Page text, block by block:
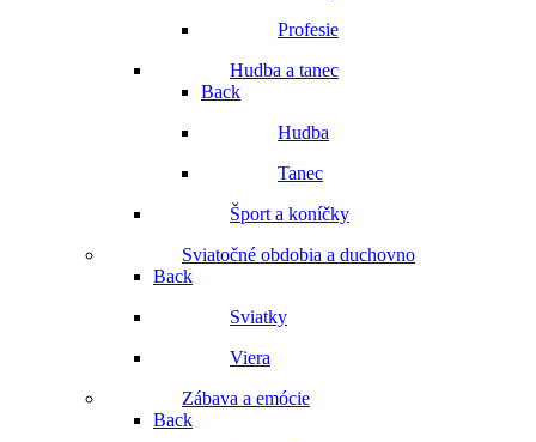
Profesie
Hudba a tanec
Back
Hudba
Tanec
Šport a koníčky
Sviatočné obdobia a duchovno
Back
Sviatky
Viera
Zábava a emócie
Back